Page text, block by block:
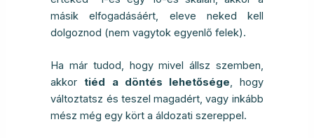
másik elfogadásáért, eleve neked kell
dolgoznod (nem vagytok egyenlő felek).
Ha már tudod, hogy mivel állsz szemben,
akkor tiéd a döntés lehetősége, hogy
változtatsz és teszel magadért, vagy inkább
mész még egy kört a áldozati szereppel.